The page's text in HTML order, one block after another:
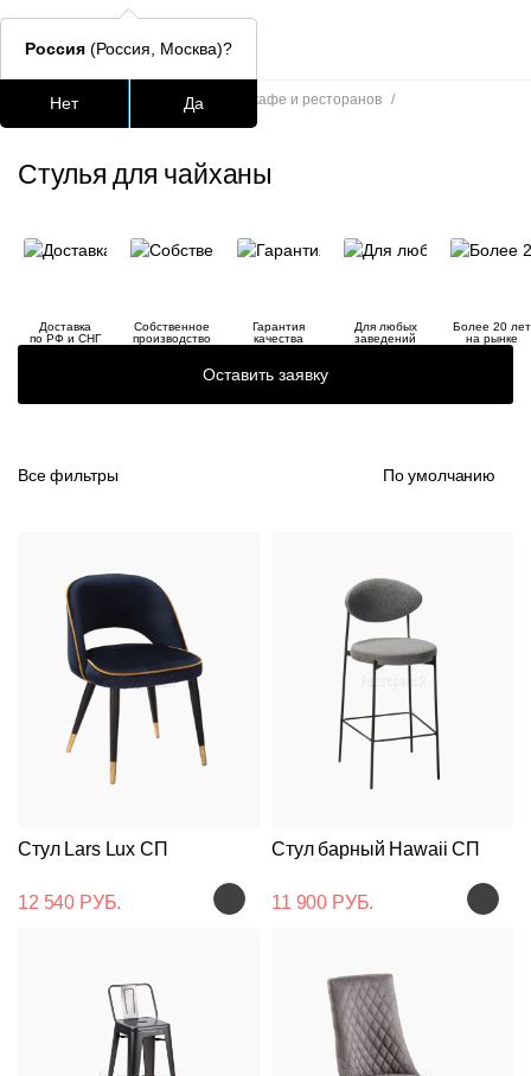
Столешницы
lars
шафран
Главная Стулья для кафе и ресторанов /
Стулья для чайханы
Доставка
по РФ и СНГ
Собственное
производство
Гарантия
качества
Для любых
заведений
Более 20 лет
на рынке
Оставить заявку
Все фильтры По умолчанию
Стул Lars Lux СП
12 540 РУБ.
Стул барный Hawaii СП
11 900 РУБ.
Россия (Россия, Москва)?
Нет Да